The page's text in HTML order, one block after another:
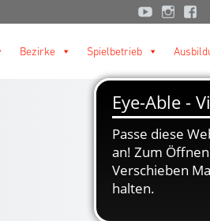
Bezirke Spielbetrieb